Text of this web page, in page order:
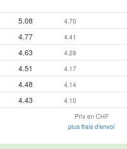
5.08 4.70
4.77 4.41
4.63 4.28
4.51 4.17
4.48 4.14
4.43 4.10
Prix en CHF
plus frais d'envoi